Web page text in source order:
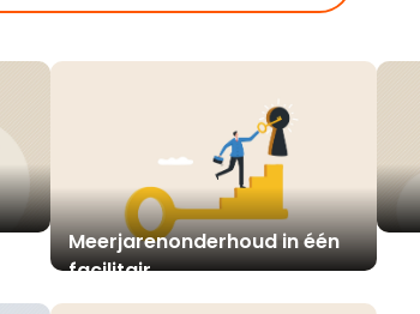
Meerjarenonderhoud in één
facilitair
managementsysteem